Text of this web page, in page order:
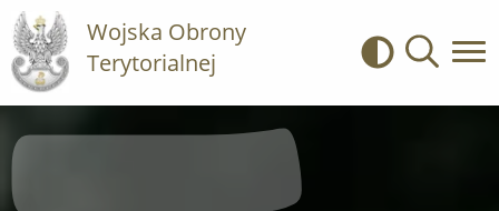
Wojska Obrony
Terytorialnej
Kontrast